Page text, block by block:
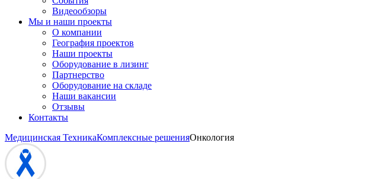
Видеообзоры
Мы и наши проекты
О компании
География проектов
Наши проекты
Оборудование в лизинг
Партнерство
Оборудование на складе
Наши вакансии
Отзывы
Контакты
Медицинская ТехникаКомплексные решенияОнкология